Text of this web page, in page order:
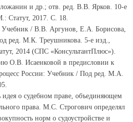
и др.; отв. ред. В.В. Ярков. 10-е
Статут, 2017. С. 18.
Учебник / В.В. Аргунов, Е.А. Борисова,
ред. М.К. Треушникова. 5-е изд.,
2014 (СПС «КонсультантПлюс»).
О.В. Исаенковой в предисловии к
России: Учебник / Под ред. М.А.
идея о судебном праве, объединяющем
права. М.С. Строгович определял
норм о судоустройстве и